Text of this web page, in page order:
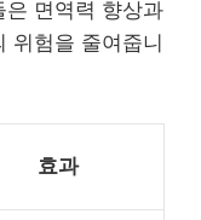
면역력 향상과
위험을 줄여줍니
효과